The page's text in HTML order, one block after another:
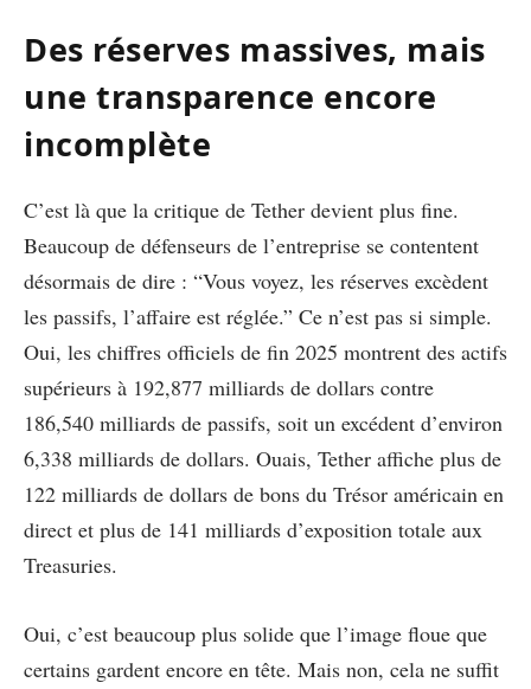
Des réserves massives, mais
une transparence encore
incomplète
C’est là que la critique de Tether devient plus fine.
Beaucoup de défenseurs de l’entreprise se contentent
désormais de dire : “Vous voyez, les réserves excèdent
les passifs, l’affaire est réglée.” Ce n’est pas si simple.
Oui, les chiffres officiels de fin 2025 montrent des actifs
supérieurs à 192,877 milliards de dollars contre
186,540 milliards de passifs, soit un excédent d’environ
6,338 milliards de dollars. Ouais, Tether affiche plus de
122 milliards de dollars de bons du Trésor américain en
direct et plus de 141 milliards d’exposition totale aux
Treasuries.
Oui, c’est beaucoup plus solide que l’image floue que
certains gardent encore en tête. Mais non, cela ne suffit